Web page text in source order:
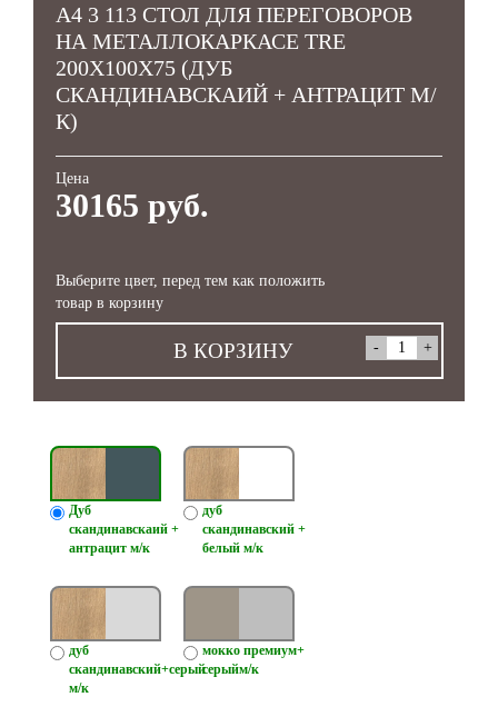
А4 3 113 СТОЛ ДЛЯ ПЕРЕГОВОРОВ
НА МЕТАЛЛОКАРКАСЕ TRE
200X100X75 (ДУБ
СКАНДИНАВСКАИЙ + АНТРАЦИТ М/
К)
Цена
30165 руб.
Выберите цвет, перед тем как положить
товар в корзину
В КОРЗИНУ
Дуб
скандинавскаий +
антрацит м/к
дуб
скандинавский +
белый м/к
дуб
скандинавский+серый
м/к
мокко премиум+
серыйм/к